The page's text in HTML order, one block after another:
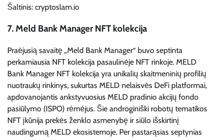
Šaltinis: cryptoslam.io
7. Meld Bank Manager NFT kolekcija
Praėjusią savaitę „Meld Bank Manager“ buvo septinta
perkamiausia NFT kolekcija pasaulinėje NFT rinkoje. MELD
Bank Manager NFT kolekcija yra unikalių skaitmeninių profilių
nuotraukų rinkinys, sukurtas MELD nelaisvės DeFi platformai,
apdovanojantis ankstyvuosius MELD pradinio akcijų fondo
pasiūlymo (ISPO) rėmėjus. Šie androginiški robotų tematikos
NFT įkūnija prekės ženklo asmenybę ir siūlo išskirtinį
naudingumą MELD ekosistemoje. Per pastarąsias septynias